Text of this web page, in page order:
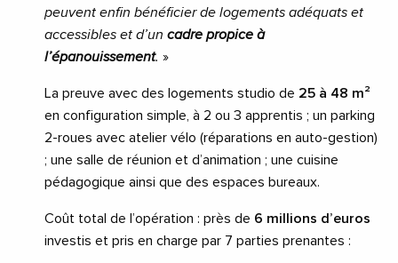
peuvent enfin bénéficier de logements adéquats et
accessibles et d’un cadre propice à
l’épanouissement. »
La preuve avec des logements studio de 25 à 48 m²
en configuration simple, à 2 ou 3 apprentis ; un parking
2-roues avec atelier vélo (réparations en auto-gestion)
; une salle de réunion et d’animation ; une cuisine
pédagogique ainsi que des espaces bureaux.
Coût total de l’opération : près de 6 millions d’euros
investis et pris en charge par 7 parties prenantes :